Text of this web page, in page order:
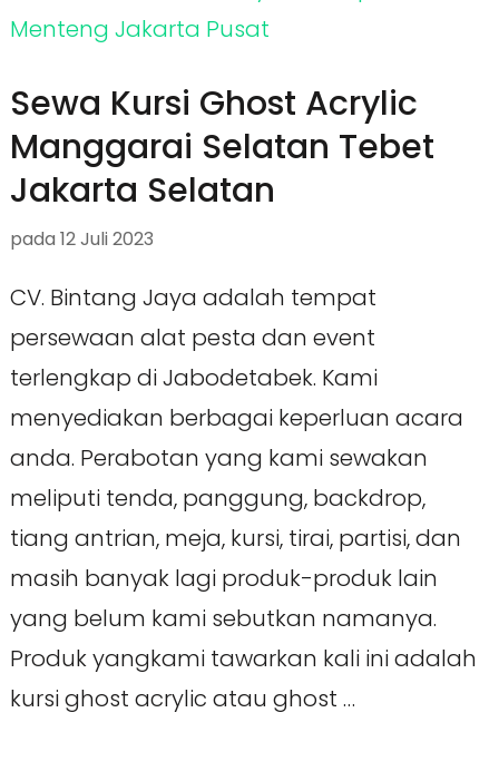
Sewa Kursi Ghost Acrylic
Manggarai Selatan Tebet
Jakarta Selatan
pada 12 Juli 2023
CV. Bintang Jaya adalah tempat
persewaan alat pesta dan event
terlengkap di Jabodetabek. Kami
menyediakan berbagai keperluan acara
anda. Perabotan yang kami sewakan
meliputi tenda, panggung, backdrop,
tiang antrian, meja, kursi, tirai, partisi, dan
masih banyak lagi produk-produk lain
yang belum kami sebutkan namanya.
Produk yangkami tawarkan kali ini adalah
kursi ghost acrylic atau ghost …